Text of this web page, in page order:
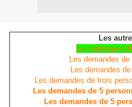
Les
Le catalogue
Les demandes
Les demandes
Les demandes de trois
Les demandes de 5
Les demandes de 5